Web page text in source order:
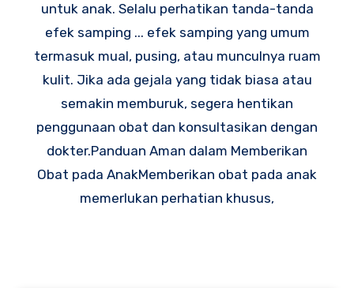
untuk anak. Selalu perhatikan tanda-tanda
efek samping ... efek samping yang umum
termasuk mual, pusing, atau munculnya ruam
kulit. Jika ada gejala yang tidak biasa atau
semakin memburuk, segera hentikan
penggunaan obat dan konsultasikan dengan
dokter.Panduan Aman dalam Memberikan
Obat pada AnakMemberikan obat pada anak
memerlukan perhatian khusus,